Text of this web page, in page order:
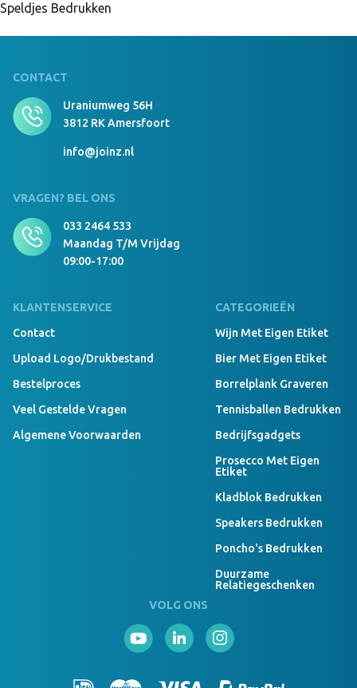
Speldjes Bedrukken
CONTACT
Uraniumweg 56H
3812 RK Amersfoort
info@joinz.nl
VRAGEN? BEL ONS
033 2464 533
Maandag T/m Vrijdag
09:00-17:00
KLANTENSERVICE
Contact
Upload Logo/drukbestand
Bestelproces
Veel Gestelde Vragen
Algemene Voorwaarden
CATEGORIEËN
Wijn Met Eigen Etiket
Bier Met Eigen Etiket
Borrelplank Graveren
Tennisballen Bedrukken
Bedrijfsgadgets
Prosecco Met Eigen
Etiket
Kladblok Bedrukken
Speakers Bedrukken
Poncho's Bedrukken
Duurzame
Relatiegeschenken
VOLG ONS